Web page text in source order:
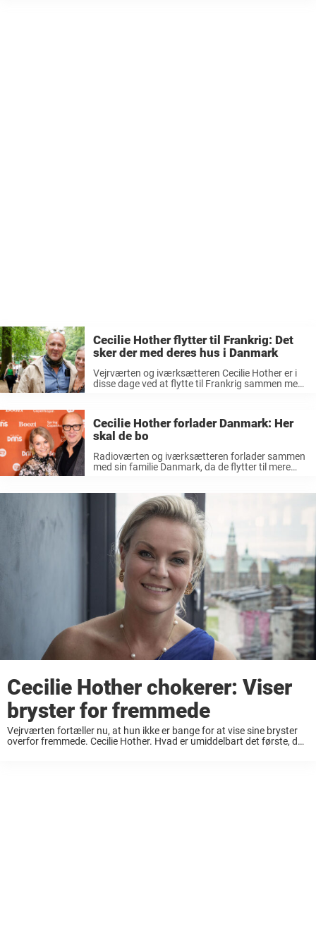
Cecilie Hother flytter til Frankrig: Det
sker der med deres hus i Danmark
Vejrværten og iværksætteren Cecilie Hother er i
disse dage ved at flytte til Frankrig sammen med
og ...
Cecilie Hother forlader Danmark: Her
skal de bo
Radioværten og iværksætteren forlader sammen
med sin familie Danmark, da de flytter til mere
2008, er der skete meget i hendes liv ...
Cecilie Hother chokerer: Viser
bryster for fremmede
Vejrværten fortæller nu, at hun ikke er bange for at vise sine bryster
overfor fremmede. Cecilie Hother. Hvad er umiddelbart det første, du